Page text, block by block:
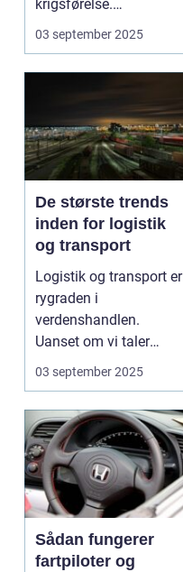
krigsførelse.
Industrialiser...
03 september 2025
De største trends
inden for logistik
og transport
Logistik og transport er
rygraden i
verdenshandlen.
Uanset om vi taler
dagligvarer til
supermarkedet...
03 september 2025
Sådan fungerer
fartpiloter og